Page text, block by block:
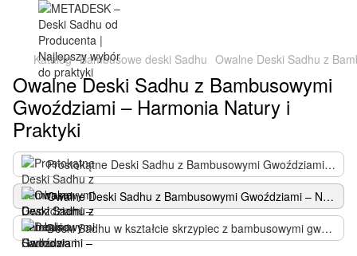
Katalog Bambusowe deski Sadhu Owalne Deski Sadhu z
Owalne Deski Sadhu z Bambusowymi
Gwoździami – Harmonia Natury i
Praktyki
Prostokątne Deski Sadhu z Bambusowymi Gwoździami – Naturalna Harmonia i Komfort
Owalne Deski Sadhu z Bambusowymi Gwoździami – Naturalna Praktyka dla Harmonii
Deski Sadhu w kształcie skrzypiec z bambusowymi gwoździami – delikatna praktyka i naturalna harmonia